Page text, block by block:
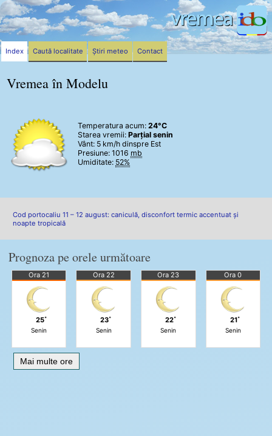
Vremea în Modelu
Temperatura acum: 24°C
Starea vremii: Parțial senin
Vânt: 5 km/h dinspre Est
Presiune: 1016 mb
Umiditate: 52%
Cod portocaliu 11 – 12 august: caniculă, disconfort termic accentuat și
noapte tropicală
Prognoza pe orele următoare
Ora 21
25˚
Senin
Ora 22
23˚
Senin
Ora 23
22˚
Senin
Ora 0
21˚
Senin
Mai multe ore
Index Caută localitate Știri meteo Contact